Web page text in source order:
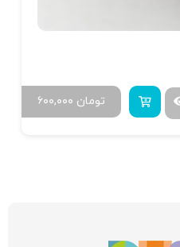
۶۰۰,۰۰۰ تومان